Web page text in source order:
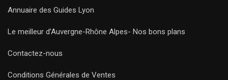
Annuaire des Guides Lyon
Le meilleur d’Auvergne-Rhône Alpes- Nos bons plans
Contactez-nous
Conditions Générales de Ventes